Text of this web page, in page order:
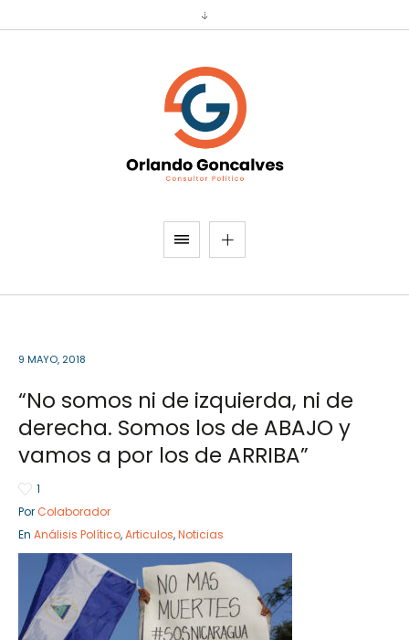
Sector Público
9 MAYO, 2018
“No somos ni de izquierda, ni de
derecha. Somos los de ABAJO y
vamos a por los de ARRIBA”
1
Por Colaborador
En Análisis Político,Articulos,Noticias